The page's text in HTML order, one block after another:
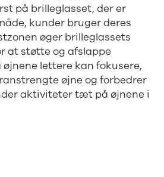
på brilleglasset, der er
kunder bruger deres
øger brilleglassets
at støtte og afslappe
lettere kan fokusere,
øjne og forbedrer
aktiviteter tæt på øjnene i